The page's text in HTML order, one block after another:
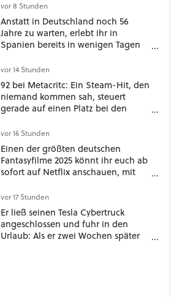
vor 8 Stunden
Anstatt in Deutschland noch 56
Jahre zu warten, erlebt ihr in
Spanien bereits in wenigen Tagen
vor 14 Stunden
92 bei Metacritc: Ein Steam-Hit, den
niemand kommen sah, steuert
gerade auf einen Platz bei den
vor 16 Stunden
Einen der größten deutschen
Fantasyfilme 2025 könnt ihr euch ab
sofort auf Netflix anschauen, mit
vor 17 Stunden
Er ließ seinen Tesla Cybertruck
angeschlossen und fuhr in den
Urlaub: Als er zwei Wochen später